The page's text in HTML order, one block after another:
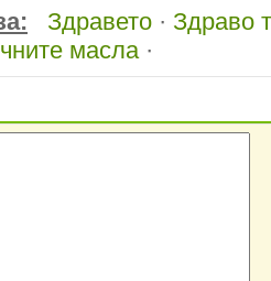
Здравето · Здраво
масла·